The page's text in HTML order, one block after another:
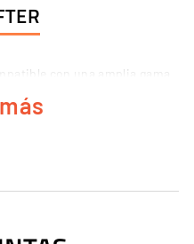
con una amplia gama
adaptador al eje del shifter y